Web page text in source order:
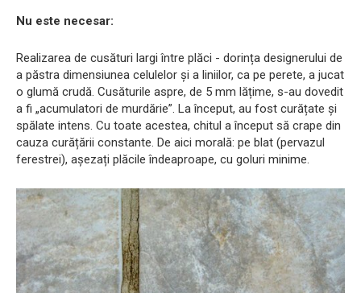
Nu este necesar:
Realizarea de cusături largi între plăci - dorința designerului de
a păstra dimensiunea celulelor și a liniilor, ca pe perete, a jucat
o glumă crudă. Cusăturile aspre, de 5 mm lățime, s-au dovedit
a fi „acumulatori de murdărie”. La început, au fost curățate și
spălate intens. Cu toate acestea, chitul a început să crape din
cauza curățării constante. De aici morală: pe blat (pervazul
ferestrei), așezați plăcile îndeaproape, cu goluri minime.